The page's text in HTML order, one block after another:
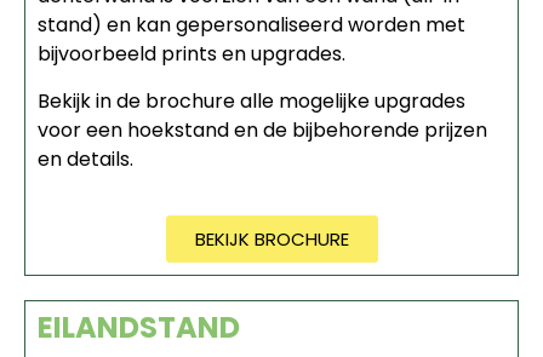
stand) en kan gepersonaliseerd worden met
bijvoorbeeld prints en upgrades.
Bekijk in de brochure alle mogelijke upgrades
voor een hoekstand en de bijbehorende prijzen
en details.
BEKIJK BROCHURE
EILANDSTAND